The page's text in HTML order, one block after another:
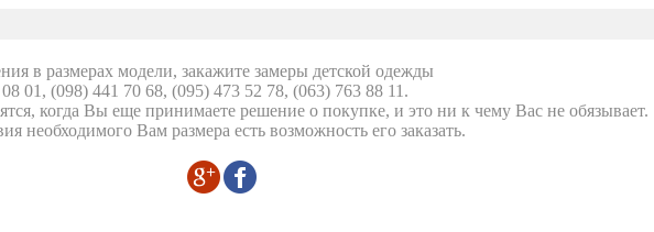
в размерах модели, закажите замеры детской одежды
01, (098) 441 70 68, (095) 473 52 78, (063) 763 88 11.
когда Вы еще принимаете решение о покупке, и это ни к чему Вас не обязывает.
необходимого Вам размера есть возможность его заказать.